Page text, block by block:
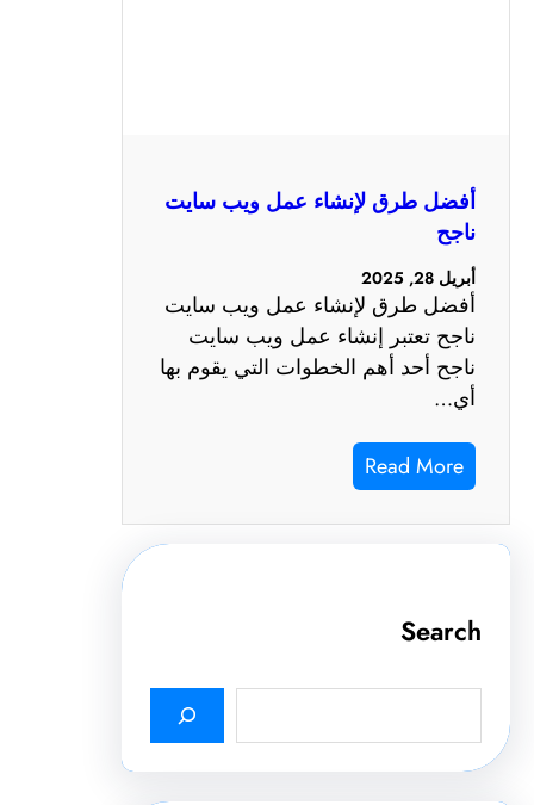
أفضل طرق لإنشاء عمل ويب سايت
ناجح
أبريل 28, 2025
أفضل طرق لإنشاء عمل ويب سايت
ناجح تعتبر إنشاء عمل ويب سايت
ناجح أحد أهم الخطوات التي يقوم بها
أي…
Read More
Search
e